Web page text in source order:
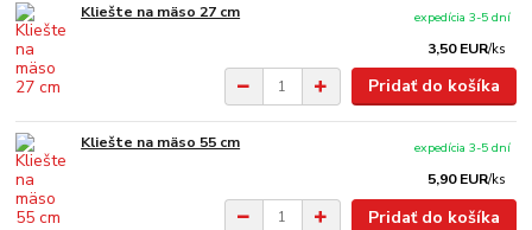
Kliešte na mäso 27 cm
3,50 EUR/ks
expedícia 3-5 dní
Pridať do košíka
Kliešte na mäso 55 cm
5,90 EUR/ks
expedícia 3-5 dní
Pridať do košíka